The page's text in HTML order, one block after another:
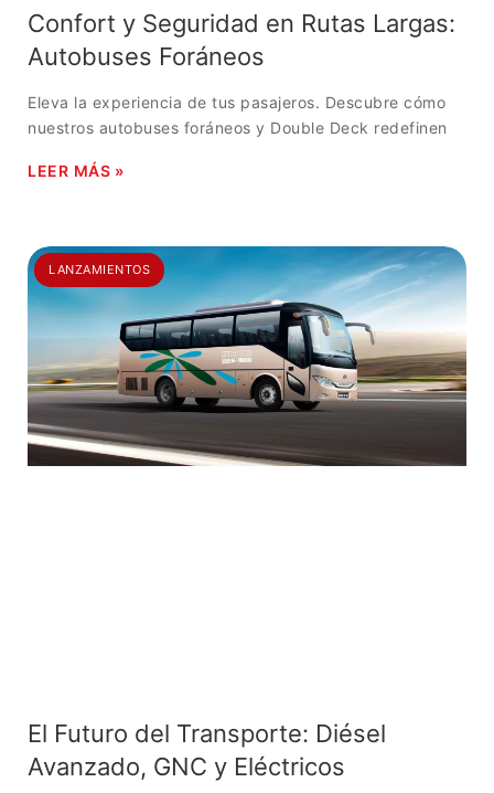
Confort y Seguridad en Rutas Largas:
Autobuses Foráneos
Eleva la experiencia de tus pasajeros. Descubre cómo
nuestros autobuses foráneos y Double Deck redefinen
LEER MÁS »
LANZAMIENTOS
El Futuro del Transporte: Diésel
Avanzado, GNC y Eléctricos